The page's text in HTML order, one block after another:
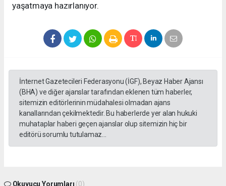
yaşatmaya hazırlanıyor.
İnternet Gazetecileri Federasyonu (İGF), Beyaz Haber Ajansı
(BHA) ve diğer ajanslar tarafından eklenen tüm haberler,
sitemizin editörlerinin müdahalesi olmadan ajans
kanallarından çekilmektedir. Bu haberlerde yer alan hukuki
muhataplar haberi geçen ajanslar olup sitemizin hiç bir
editörü sorumlu tutulamaz...
Okuyucu Yorumları (0)